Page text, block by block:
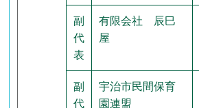
副
代
表
有限会社 辰巳
屋
副
代
宇治市民間保育
園連盟